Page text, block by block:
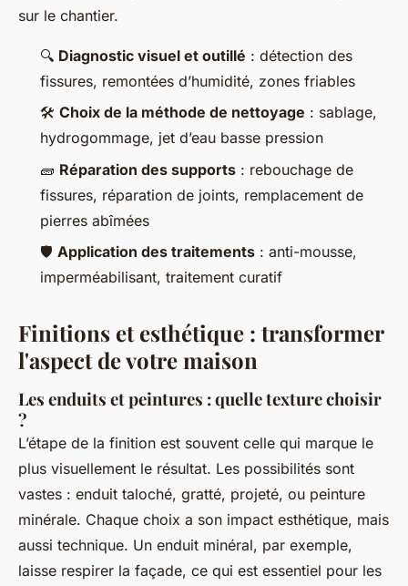
sur le chantier.
🔍 Diagnostic visuel et outillé : détection des
fissures, remontées d’humidité, zones friables
🛠️ Choix de la méthode de nettoyage : sablage,
hydrogommage, jet d’eau basse pression
🧱 Réparation des supports : rebouchage de
fissures, réparation de joints, remplacement de
pierres abîmées
🛡️ Application des traitements : anti-mousse,
imperméabilisant, traitement curatif
Finitions et esthétique : transformer
l'aspect de votre maison
Les enduits et peintures : quelle texture choisir
?
L’étape de la finition est souvent celle qui marque le
plus visuellement le résultat. Les possibilités sont
vastes : enduit taloché, gratté, projeté, ou peinture
minérale. Chaque choix a son impact esthétique, mais
aussi technique. Un enduit minéral, par exemple,
laisse respirer la façade, ce qui est essentiel pour les